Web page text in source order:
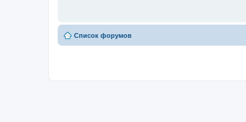
Список форумов